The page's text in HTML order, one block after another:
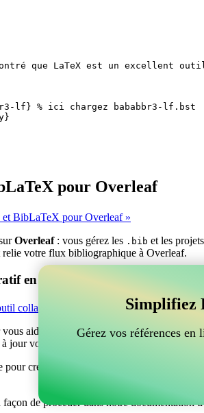
que LaTeX est un excellent
lf} % ici chargez bababbr3-lf.bst
pour Overleaf
BibLaTeX pour Overleaf »
Overleaf: vous gérez les .bib et les
relie votre flux bibliographique à Overleaf.
en ligne pour gérer vos
collaboratif en ligne pour gérer vos
aider à gérer vos références, citations
jour vos entrées BibTeX dans votre projet
créer des bibliographies et des
de procéder dans notre documentation
Simplifiez
Gérez vos références